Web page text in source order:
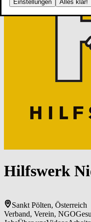
Einstellungen Alles klar!
Hilfs­wer­k
Sankt Pölten, Österreich
Verband, Verein, NGO